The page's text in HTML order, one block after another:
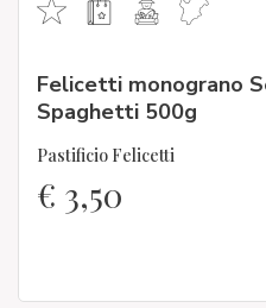
Felicetti monograno
Spaghetti 500g
Pastificio Felicetti
€ 3,50